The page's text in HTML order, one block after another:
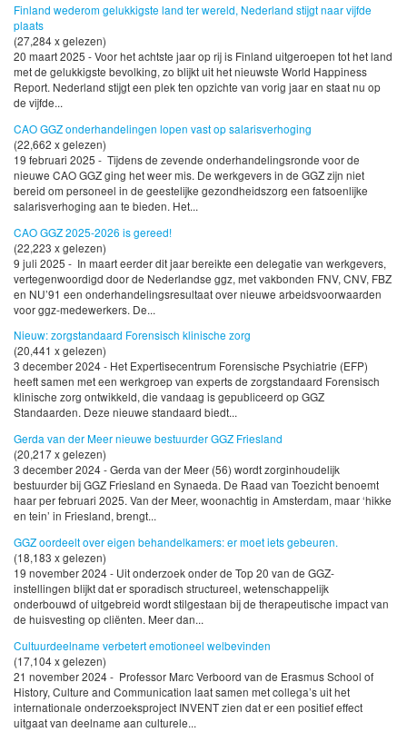
Finland wederom gelukkigste land ter wereld, Nederland stijgt naar vijfde
plaats
(27,284 x gelezen)
20 maart 2025 - Voor het achtste jaar op rij is Finland uitgeroepen tot het land
met de gelukkigste bevolking, zo blijkt uit het nieuwste World Happiness
Report. Nederland stijgt een plek ten opzichte van vorig jaar en staat nu op
de vijfde...
CAO GGZ onderhandelingen lopen vast op salarisverhoging
(22,662 x gelezen)
19 februari 2025 - Tijdens de zevende onderhandelingsronde voor de
nieuwe CAO GGZ ging het weer mis. De werkgevers in de GGZ zijn niet
bereid om personeel in de geestelijke gezondheidszorg een fatsoenlijke
salarisverhoging aan te bieden. Het...
CAO GGZ 2025-2026 is gereed!
(22,223 x gelezen)
9 juli 2025 - In maart eerder dit jaar bereikte een delegatie van werkgevers,
vertegenwoordigd door de Nederlandse ggz, met vakbonden FNV, CNV, FBZ
en NU’91 een onderhandelingsresultaat over nieuwe arbeidsvoorwaarden
voor ggz-medewerkers. De...
Nieuw: zorgstandaard Forensisch klinische zorg
(20,441 x gelezen)
3 december 2024 - Het Expertisecentrum Forensische Psychiatrie (EFP)
heeft samen met een werkgroep van experts de zorgstandaard Forensisch
klinische zorg ontwikkeld, die vandaag is gepubliceerd op GGZ
Standaarden. Deze nieuwe standaard biedt...
Gerda van der Meer nieuwe bestuurder GGZ Friesland
(20,217 x gelezen)
3 december 2024 - Gerda van der Meer (56) wordt zorginhoudelijk
bestuurder bij GGZ Friesland en Synaeda. De Raad van Toezicht benoemt
haar per februari 2025. Van der Meer, woonachtig in Amsterdam, maar ‘hikke
en tein’ in Friesland, brengt...
GGZ oordeelt over eigen behandelkamers: er moet iets gebeuren.
(18,183 x gelezen)
19 november 2024 - Uit onderzoek onder de Top 20 van de GGZ-
instellingen blijkt dat er sporadisch structureel, wetenschappelijk
onderbouwd of uitgebreid wordt stilgestaan bij de therapeutische impact van
de huisvesting op cliënten. Meer dan...
Cultuurdeelname verbetert emotioneel welbevinden
(17,104 x gelezen)
21 november 2024 - Professor Marc Verboord van de Erasmus School of
History, Culture and Communication laat samen met collega’s uit het
internationale onderzoeksproject INVENT zien dat er een positief effect
uitgaat van deelname aan culturele...